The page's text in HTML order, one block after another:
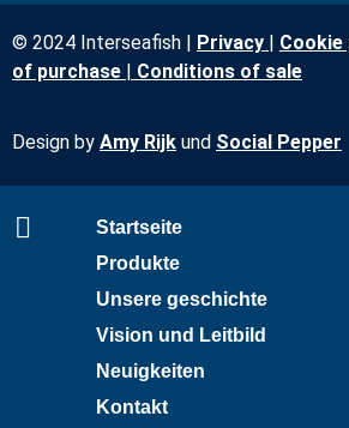
© 2024 Interseafish | Privacy | Cookie
of purchase | Conditions of sale
Design by Amy Rijk und Social Pepper
Startseite
Produkte
Unsere geschichte
Vision und Leitbild
Neuigkeiten
Kontakt